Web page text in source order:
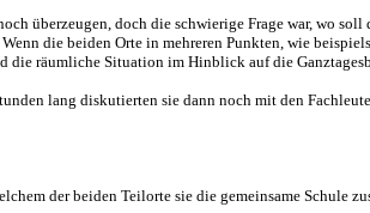
überzeugen, doch die schwierige Frage war, wo
die beiden Orte in mehreren Punkten, wie
räumliche Situation im Hinblick auf die
lang diskutierten sie dann noch mit den
der beiden Teilorte sie die gemeinsame Schule